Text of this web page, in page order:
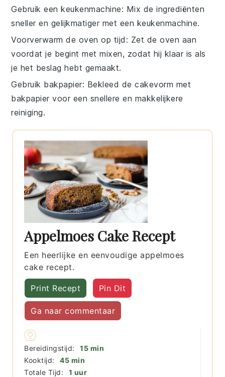
Gebruik een keukenmachine: Mix deingrediënten
sneller en gelijkmatiger met een keukenmachine.
Voorverwarm de oven op tijd : Zet deoven aan
voordat je begint met mixen, zodat hij klaar is als
je het beslag hebt gemaakt.
Gebruik bakpapier: Bekleed decakevorm met
bakpapier voor een snellere en makkelijkere
reiniging.
Appelmoes Cake Recept
Een heerlijke en eenvoudige appelmoes
cake recept.
Print Recept Pin Dit
Ga naar commentaar
Bereidingstijd: 15minuten
min
Kooktijd:
45minuten
min
Totale Tijd:
1 uur
uur